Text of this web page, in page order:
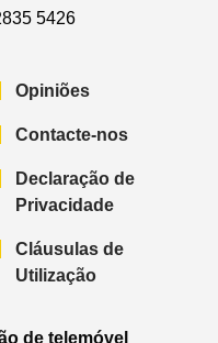
5426
Opiniões
Contacte-nos
Declaração de
Privacidade
Cláusulas de
Utilização
de telemóvel